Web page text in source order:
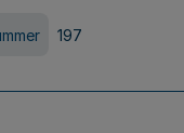
197